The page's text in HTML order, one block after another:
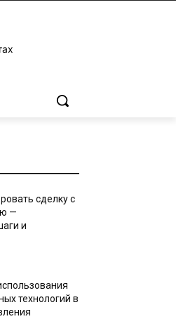
сделку с
—
и
технологий в